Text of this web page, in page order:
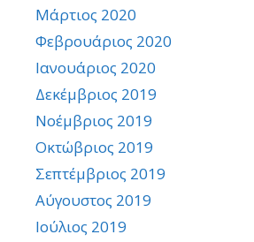
Μάρτιος 2020
Φεβρουάριος 2020
Ιανουάριος 2020
Δεκέμβριος 2019
Νοέμβριος 2019
Οκτώβριος 2019
Σεπτέμβριος 2019
Αύγουστος 2019
Ιούλιος 2019